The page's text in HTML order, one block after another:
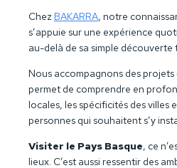
Chez BAKARRA, notre
s’appuie sur une expérience
au-delà de sa simple découverte
Nous accompagnons des projets
permet de comprendre en
locales, les spécificités des villes
personnes qui souhaitent s’y
Visiter le Pays Basque, ce
lieux. C’est aussi ressentir des